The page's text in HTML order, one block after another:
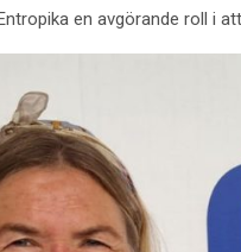
en avgörande roll i